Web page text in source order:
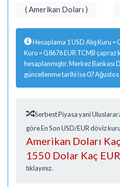
( Amerikan Doları )
Hesaplama 1 USD Alış Kuru =
Kuru = 0,8676 EUR TCMB çapraz
hesaplanmıştır. Merkez Bankası
güncellenme tarihi ise 07 Ağustos
Serbest Piyasa yani
göre En Son USD/EUR döviz
Amerikan Doları
1550 Dolar Kaç
tıklayınız.